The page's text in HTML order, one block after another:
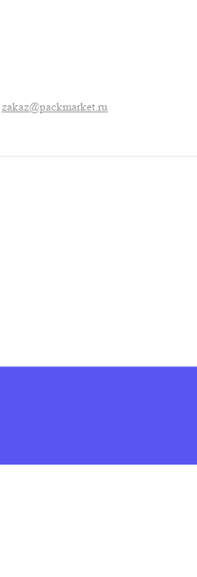
zakaz@packmarket.ru